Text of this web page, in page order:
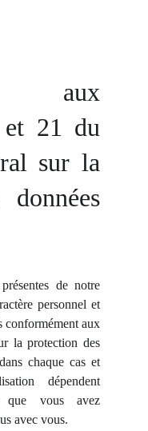
aux
21 du
sur la
de notre
personnel et
conformément aux
la protection des
chaque cas et
dépendent
que vous avez
avec vous.